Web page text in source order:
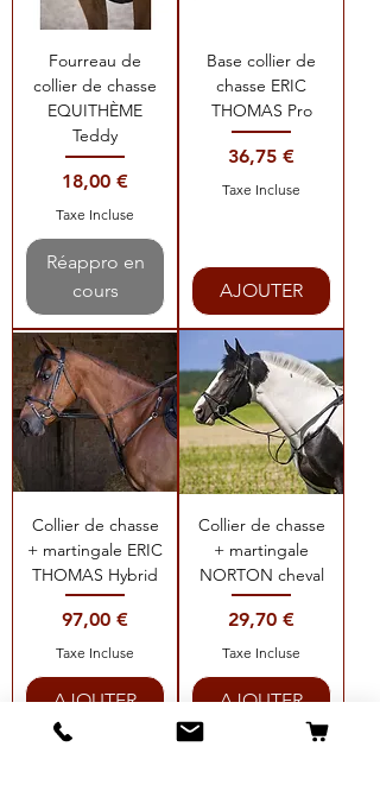
Fourreau de
collier de chasse
EQUITHÈME
Teddy
Prix
18,00 €
Taxe Incluse
Réappro en
cours
Base collier de
chasse ERIC
THOMAS Pro
Prix
36,75 €
Taxe Incluse
AJOUTER
Collier de chasse
+ martingale ERIC
THOMAS Hybrid
Prix
97,00 €
Taxe Incluse
AJOUTER
Collier de chasse
+ martingale
NORTON cheval
Prix
29,70 €
Taxe Incluse
AJOUTER